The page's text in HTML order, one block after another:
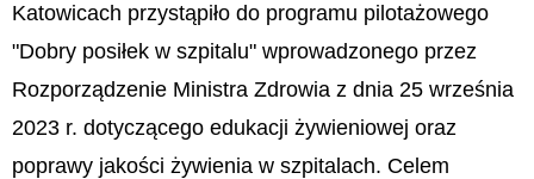
Katowicach przystąpiło do programu pilotażowego
"Dobry posiłek w szpitalu" wprowadzonego przez
Rozporządzenie Ministra Zdrowia z dnia 25 września
2023 r. dotyczącego edukacji żywieniowej oraz
poprawy jakości żywienia w szpitalach. Celem